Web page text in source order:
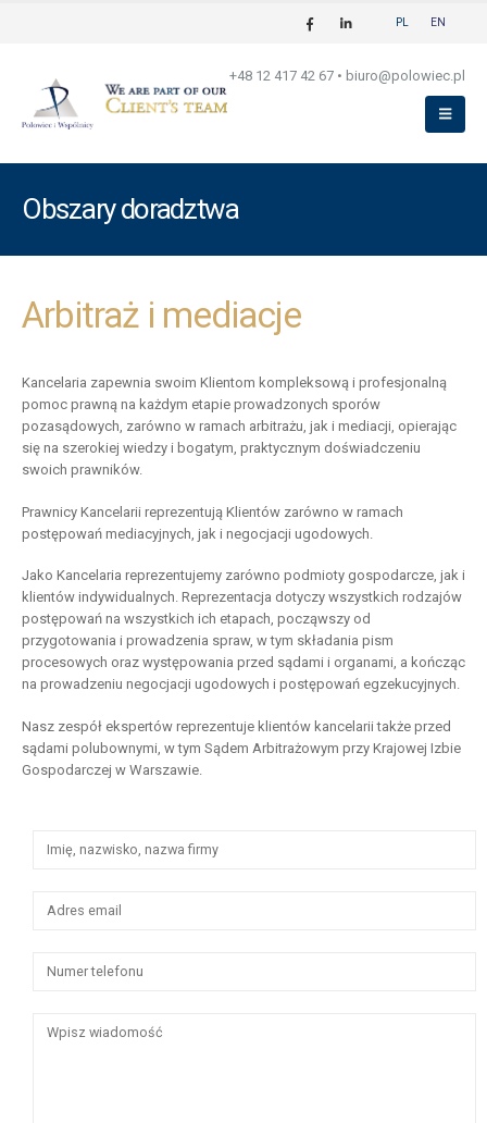
PL EN
+48 12 417 42 67 • biuro@polowiec.pl
Obszary doradztwa
Arbitraż i mediacje
Kancelaria zapewnia swoim Klientom kompleksową i profesjonalną
pomoc prawną na każdym etapie prowadzonych sporów
pozasądowych, zarówno w ramach arbitrażu, jak i mediacji, opierając
się na szerokiej wiedzy i bogatym, praktycznym doświadczeniu
swoich prawników.
Prawnicy Kancelarii reprezentują Klientów zarówno w ramach
postępowań mediacyjnych, jak i negocjacji ugodowych.
Jako Kancelaria reprezentujemy zarówno podmioty gospodarcze, jak i
klientów indywidualnych. Reprezentacja dotyczy wszystkich rodzajów
postępowań na wszystkich ich etapach, począwszy od
przygotowania i prowadzenia spraw, w tym składania pism
procesowych oraz występowania przed sądami i organami, a kończąc
na prowadzeniu negocjacji ugodowych i postępowań egzekucyjnych.
Nasz zespół ekspertów reprezentuje klientów kancelarii także przed
sądami polubownymi, w tym Sądem Arbitrażowym przy Krajowej Izbie
Gospodarczej w Warszawie.